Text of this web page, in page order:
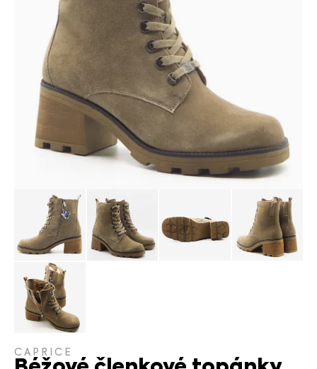
CAPRICE